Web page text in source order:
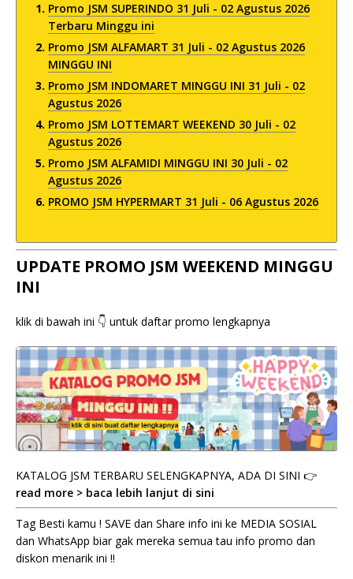
Promo JSM SUPERINDO 31 Juli - 02 Agustus 2026
Terbaru Minggu ini
Promo JSM ALFAMART 31 Juli - 02 Agustus 2026
MINGGU INI
Promo JSM INDOMARET MINGGU INI 31 Juli - 02
Agustus 2026
Promo JSM LOTTEMART WEEKEND 30 Juli - 02
Agustus 2026
Promo JSM ALFAMIDI MINGGU INI 30 Juli - 02
Agustus 2026
PROMO JSM HYPERMART 31 Juli - 06 Agustus 2026
UPDATE PROMO JSM WEEKEND MINGGU
INI
klik di bawah ini 👇 untuk daftar promo lengkapnya
KATALOG JSM TERBARU SELENGKAPNYA, ADA DI SINI 👉
read more > baca lebih lanjut di sini
Tag Besti kamu ! SAVE dan Share info ini ke MEDIA SOSIAL
dan WhatsApp biar gak mereka semua tau info promo dan
diskon menarik ini !!